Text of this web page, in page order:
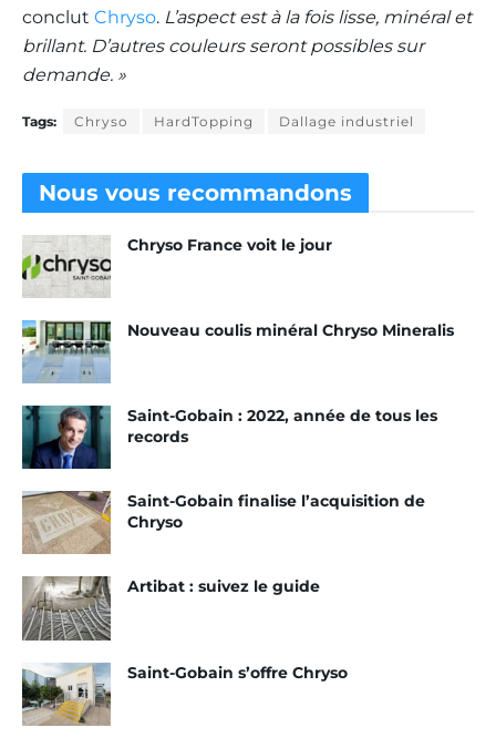
conclut Chryso. L’aspect est à la fois lisse, minéral et
brillant. D’autres couleurs seront possibles sur
demande. »
Tags: Chryso HardTopping Dallage industriel
Nous vous recommandons
Chryso France voit le jour
Nouveau coulis minéral Chryso Mineralis
Saint-Gobain : 2022, année de tous les
records
Saint-Gobain finalise l’acquisition de
Chryso
Artibat : suivez le guide
Saint-Gobain s’offre Chryso